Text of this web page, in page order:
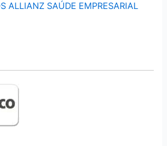
ALLIANZ SAÚDE EMPRESARIAL